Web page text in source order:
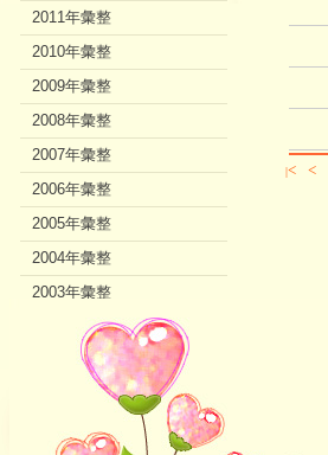
|< <
2011年彙整
2010年彙整
2009年彙整
2008年彙整
2007年彙整
2006年彙整
2005年彙整
2004年彙整
2003年彙整
2002年彙整